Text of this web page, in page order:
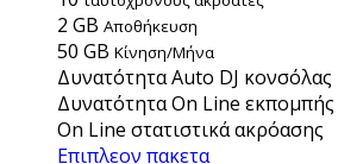
2 GB Aποθήκευση
50 GB Κίνηση/Μήνα
Δυνατότητα Auto DJ κονσόλας
Δυνατότητα On Line εκπομπής
On Line στατιστικά ακρόασης
Επιπλεον πακετα